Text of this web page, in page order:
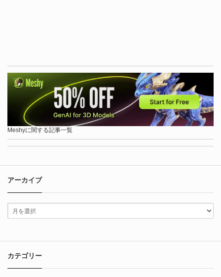
Meshyに関する記事一覧
アーカイブ
カテゴリー